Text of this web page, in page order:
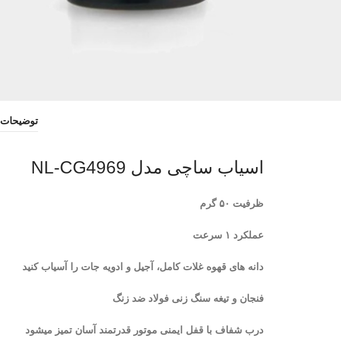
توضیحات
اسیاب ساچی مدل NL-CG4969
ظرفیت ۵۰ گرم
عملکرد ۱ سرعت
دانه های قهوه غلات کامل، آجیل و ادویه جات را آسیاب کنید
فنجان و تیغه سنگ زنی فولاد ضد زنگ
درب شفاف با قفل ایمنی موتور قدرتمند آسان تمیز میشود